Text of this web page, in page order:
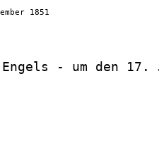
1851
- um den 17.